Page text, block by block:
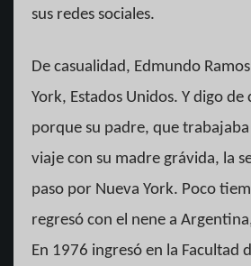
sus redes sociales.
De casualidad, Edmundo
York, Estados Unidos. Y digo de
porque su padre, que
viaje con su madre grávida, la
paso por Nueva York. Poco
regresó con el nene a
En 1976 ingresó en la Facultad